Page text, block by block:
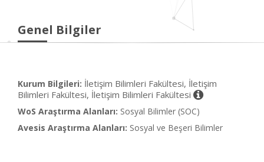
Genel Bilgiler
Kurum Bilgileri: İletişim Bilimleri Fakültesi, İletişim
Bilimleri Fakültesi, İletişim Bilimleri Fakültesi
WoS Araştırma Alanları: Sosyal Bilimler (SOC)
Avesis Araştırma Alanları: Sosyal ve Beşeri Bilimler